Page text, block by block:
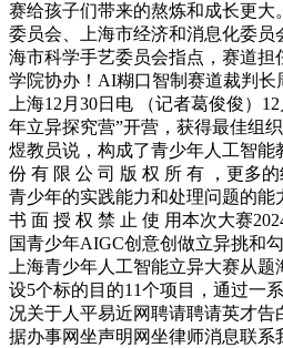
赛给孩子们带来的熬炼和成长更
委员会、上海市经济和消息化委
海市科学手艺委员会指点，赛道
学院协办！AI糊口智制赛道裁判长
上海12月30日电 （记者葛俊俊）
年立异探究营”开营，获得最佳组
煜教员说，构成了青少年人工智能
份 有 限 公 司 版 权 所 有 ，更多
青少年的实践能力和处理问题的能
书 面 授 权 禁 止 使 用本次大赛
国青少年AIGC创意创做立异挑和
上海青少年人工智能立异大赛从题
设5个标的目的11个项目，通过一
况关于人平易近网聘请聘请英才告
据办事网坐声明网坐律师消息联